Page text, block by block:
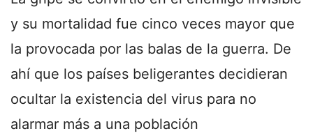
y su mortalidad fue cinco veces mayor que
la provocada por las balas de la guerra. De
ahí que los países beligerantes decidieran
ocultar la existencia del virus para no
alarmar más a una población